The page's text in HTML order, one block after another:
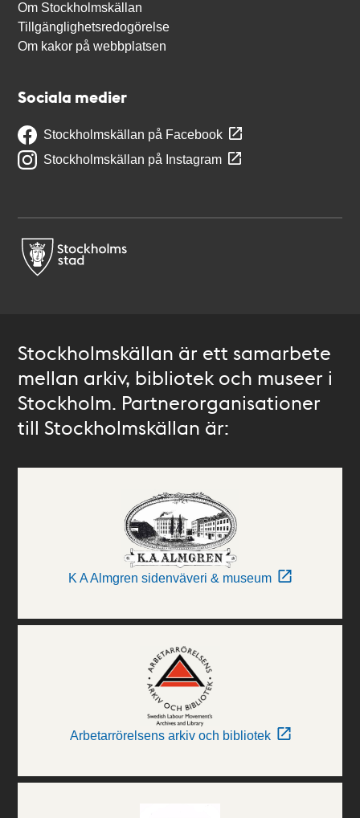
Om Stockholmskällan
Tillgänglighetsredogörelse
Om kakor på webbplatsen
Sociala medier
Stockholmskällan på Facebook
Stockholmskällan på Instagram
Stockholmskällan är ett samarbete
mellan arkiv, bibliotek och museer i
Stockholm. Partnerorganisationer
till Stockholmskällan är:
K A Almgren sidenväveri & museum
Arbetarrörelsens arkiv och bibliotek